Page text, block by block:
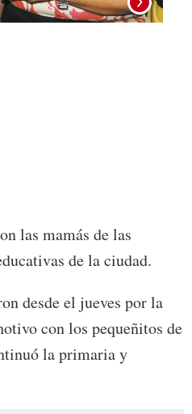
las mamás de las
de la ciudad.
desde el jueves por la
con los pequeñitos de
la primaria y